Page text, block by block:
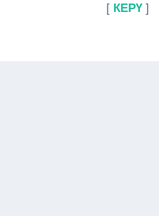
[ КЕРҮ]